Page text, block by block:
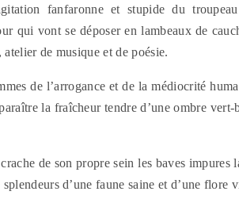
fanfaronne et stupide du
qui vont se déposer en lambeaux de
de musique et de poésie.
de l’arrogance et de la médiocrité
la fraîcheur tendre d’une ombre
de son propre sein les baves impures
d’une faune saine et d’une flore